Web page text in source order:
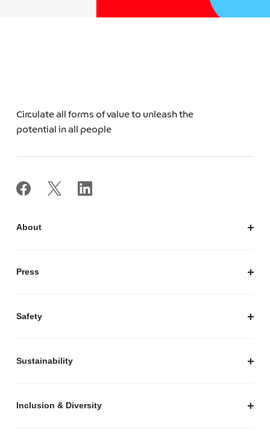
Circulate all forms of value to unleash the
potential in all people
About
Press
Safety
Sustainability
Inclusion & Diversity